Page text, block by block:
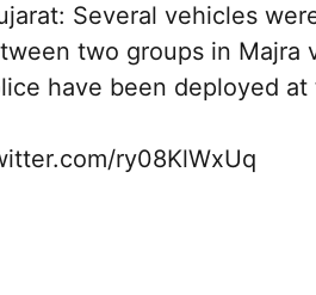
Several vehicles
two groups in Majra
have been deployed at
ry08KlWxUq